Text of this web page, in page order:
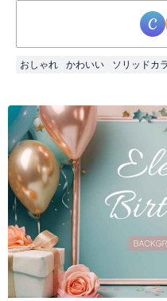
おしゃれ かわいい ソリッドカ